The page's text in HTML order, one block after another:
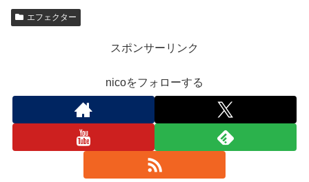
エフェクター
スポンサーリンク
nicoをフォローする